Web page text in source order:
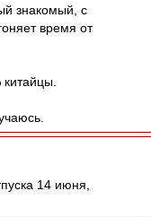
знакомый, с
время от
14 июня,